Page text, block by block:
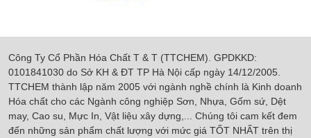
Công Ty Cổ Phần Hóa Chất T & T (TTCHEM). GPDKKD:
0101841030 do Sở KH & ĐT TP Hà Nội cấp ngày 14/12/2005.
TTCHEM thành lập năm 2005 với ngành nghề chính là Kinh doanh
Hóa chất cho các Ngành công nghiệp Sơn, Nhựa, Gốm sứ, Dệt
may, Cao su, Mực In, Vật liệu xây dựng,... Chúng tôi cam kết đem
đến những sản phẩm chất lượng với mức giá TỐT NHẤT trên thị